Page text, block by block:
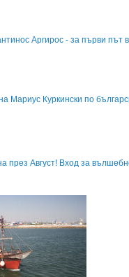
Аргирос - за първи
Мариус Куркински по
през Август! Вход за